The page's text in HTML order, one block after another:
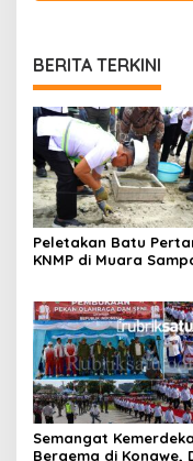
BERITA TERKINI
Peletakan Batu
KNMP di Muara
Semangat
Bergema di Konawe,